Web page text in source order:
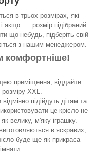
в трьох розмірах, які
якщо розмір підібраний
що-небудь, підберіть свій
з нашим менеджером.
комфортніше!
приміщення, віддайте
розміру XXL.
підійдуть дітям та
це крісло не
велику, м'яку іграшку.
в яскравих,
буде ще як прикраса